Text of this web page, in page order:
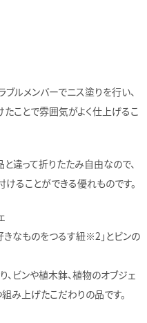
ルメンバーでニス塗りを行い、
ことで雰囲気がよく仕上げるこ
違って折りたたみ自由なので、
ることができる優れものです。
なものをつるす紐※2」とビンの
、ビンや植木鉢、植物のオブジェ
み上げたこだわりの品です。